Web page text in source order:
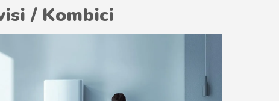
/ Kombici